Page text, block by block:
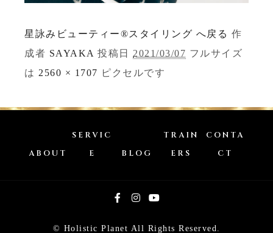
星詠みビューティー®スタイリング へ戻る 作
成者 SAYAKA 投稿日 2021/03/07 フルサイズ
は 2560 × 1707 ピクセルです
ABOUT
SERVIC
E
BLOG
TRAIN
ERS
CONTA
CT
© Holistic Planet All Rights Reserved.